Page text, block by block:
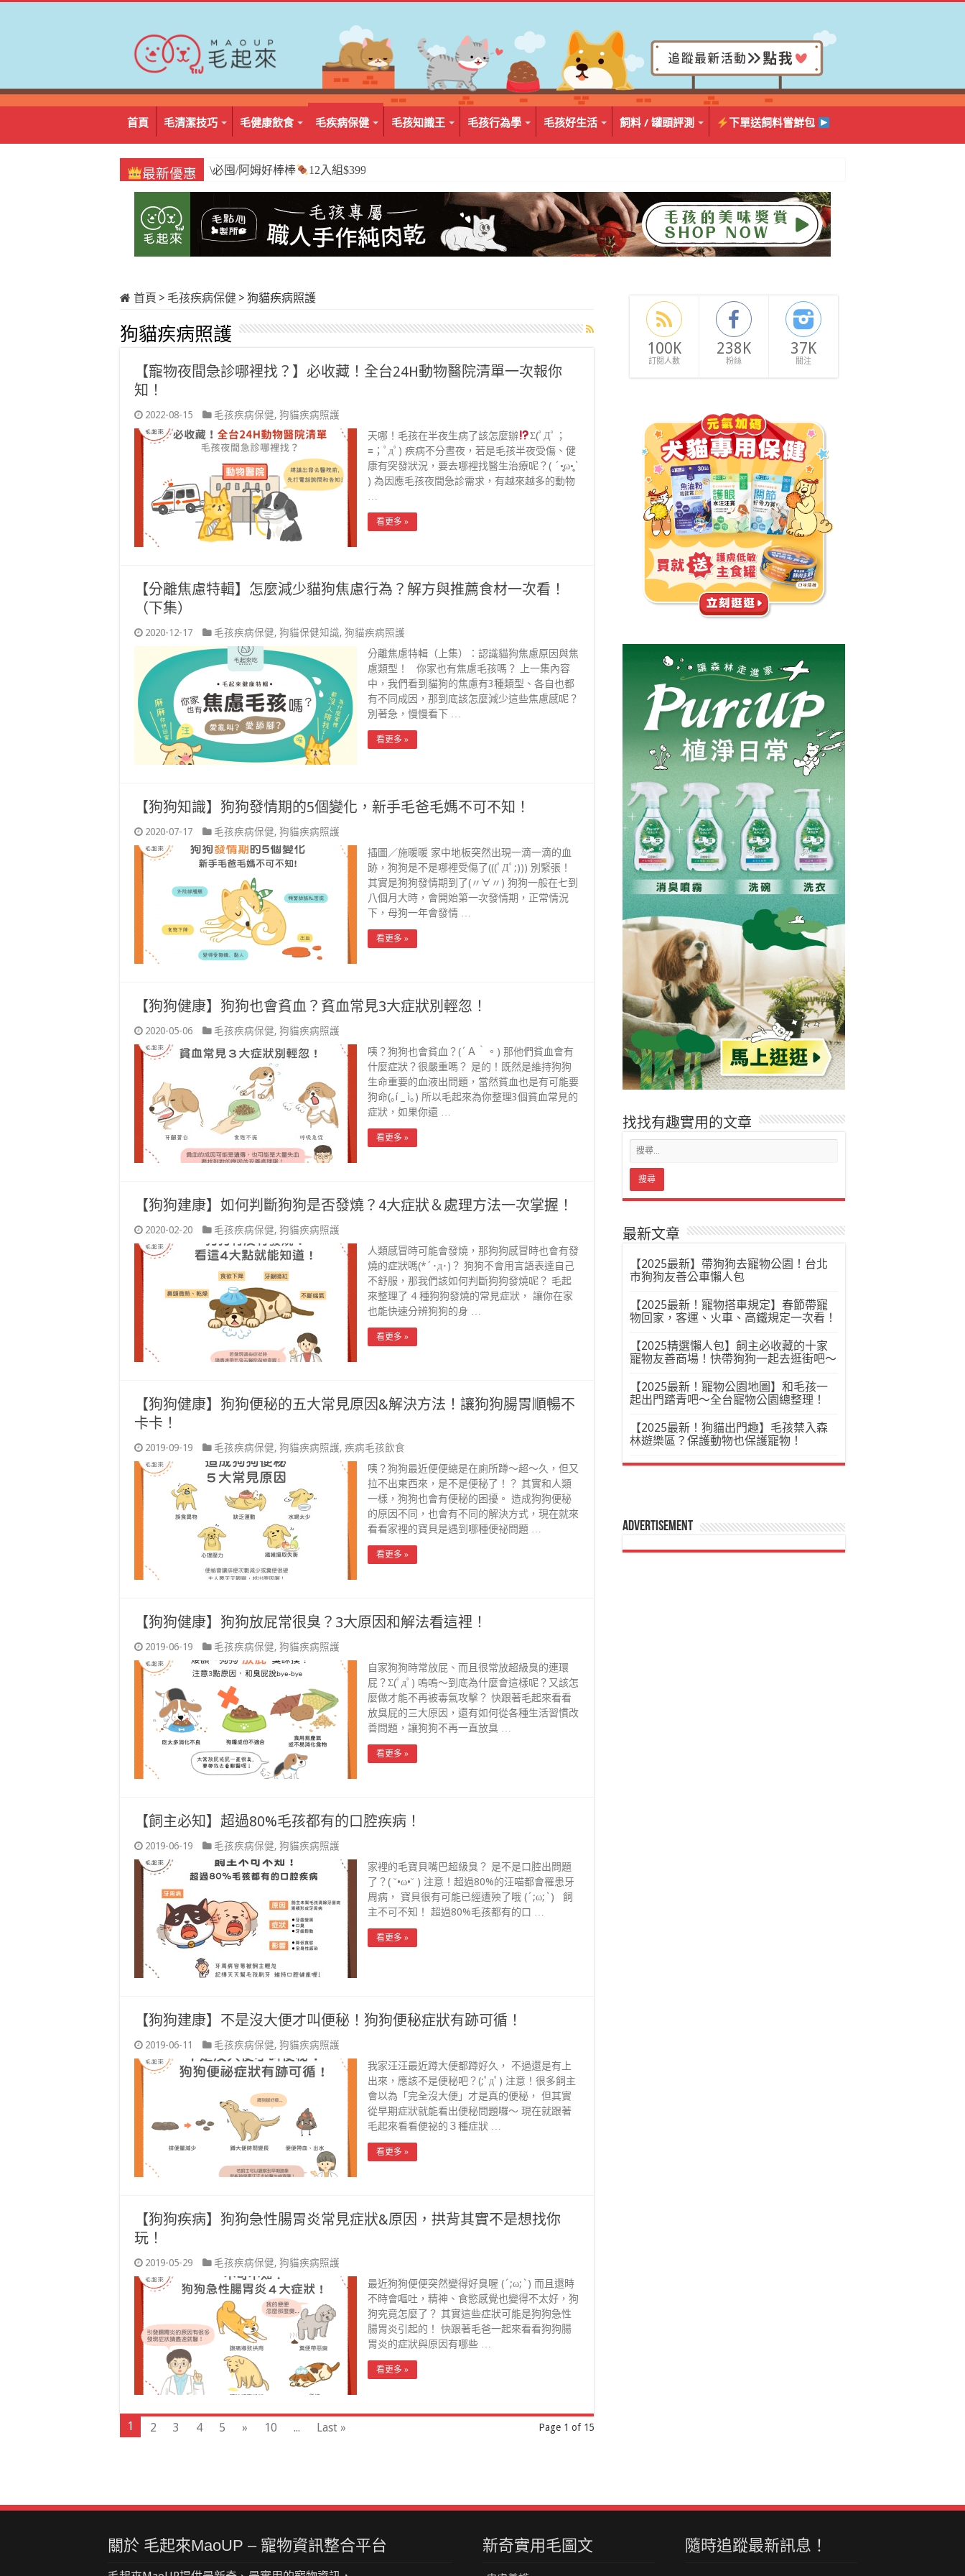
首頁 毛清潔技巧 毛健康飲食 毛疾病保健 毛孩知識王 毛孩行為學 毛孩好生活 飼料 / 罐頭評測 下單送飼料嘗鮮包
最新優惠 \必囤/阿姆好棒棒 12入組$399
首頁 > 毛孩疾病保健 > 狗貓疾病照護
狗貓疾病照護
【寵物夜間急診哪裡找？】必收藏！全台24H動物醫院清單一次報你
知！
2022-08-15 毛孩疾病保健, 狗貓疾病照護
天哪！毛孩在半夜生病了該怎麼辦
Σ(ﾟДﾟ；
≡；ﾟдﾟ) 疾病不分晝夜，若是毛孩半夜受傷、健
康有突發狀況，要去哪裡找醫生治療呢？( ´•̥̥̥ω•̥̥̥`
) 為因應毛孩夜間急診需求，有越來越多的動物
看更多 »
【分離焦慮特輯】怎麼減少貓狗焦慮行為？解方與推薦食材一次看！
（下集）
2020-12-17 毛孩疾病保健, 狗貓保健知識, 狗貓疾病照護
分離焦慮特輯（上集）：認識貓狗焦慮原因與焦
慮類型！ 你家也有焦慮毛孩嗎？ 上一集內容
中，我們看到貓狗的焦慮有3種類型、各自也都
有不同成因，那到底該怎麼減少這些焦慮感呢？
別著急，慢慢看下 …
看更多 »
【狗狗知識】狗狗發情期的5個變化，新手毛爸毛媽不可不知！
2020-07-17 毛孩疾病保健, 狗貓疾病照護
插圖／施暖暖 家中地板突然出現一滴一滴的血
跡，狗狗是不是哪裡受傷了(((ﾟДﾟ;))) 別緊張！
其實是狗狗發情期到了(〃∀〃) 狗狗一般在七到
八個月大時，會開始第一次發情期，正常情況
下，母狗一年會發情 …
看更多 »
【狗狗健康】狗狗也會貧血？貧血常見3大症狀別輕忽！
2020-05-06 毛孩疾病保健, 狗貓疾病照護
咦？狗狗也會貧血？(´Ａ｀。) 那他們貧血會有
什麼症狀？很嚴重嗎？ 是的！既然是維持狗狗
生命重要的血液出問題，當然貧血也是有可能要
狗命(｡í _ ì｡) 所以毛起來為你整理3個貧血常見的
症狀，如果你還 …
看更多 »
【狗狗建康】如何判斷狗狗是否發燒？4大症狀＆處理方法一次掌握！
2020-02-20 毛孩疾病保健, 狗貓疾病照護
人類感冒時可能會發燒，那狗狗感冒時也會有發
燒的症狀嗎(*´･д･)？ 狗狗不會用言語表達自己
不舒服，那我們該如何判斷狗狗發燒呢？ 毛起
來整理了 4 種狗狗發燒的常見症狀， 讓你在家
也能快速分辨狗狗的身 …
看更多 »
【狗狗健康】狗狗便秘的五大常見原因&解決方法！讓狗狗腸胃順暢不
卡卡！
2019-09-19 毛孩疾病保健, 狗貓疾病照護, 疾病毛孩飲食
咦？狗狗最近便便總是在廁所蹲～超～久，但又
拉不出東西來，是不是便秘了！？ 其實和人類
一樣，狗狗也會有便秘的困擾。 造成狗狗便秘
的原因不同，也會有不同的解決方式，現在就來
看看家裡的寶貝是遇到哪種便祕問題 …
看更多 »
【狗狗健康】狗狗放屁常很臭？3大原因和解法看這裡！
2019-06-19 毛孩疾病保健, 狗貓疾病照護
自家狗狗時常放屁、而且很常放超級臭的連環
屁？Σ(ﾟдﾟ) 嗚嗚～到底為什麼會這樣呢？又該怎
麼做才能不再被毒氣攻擊？ 快跟著毛起來看看
放臭屁的三大原因，還有如何從各種生活習慣改
善問題，讓狗狗不再一直放臭 …
看更多 »
【飼主必知】超過80%毛孩都有的口腔疾病！
2019-06-19 毛孩疾病保健, 狗貓疾病照護
家裡的毛寶貝嘴巴超級臭？ 是不是口腔出問題
了？( ˘•ω•˘ ) 注意！超過80%的汪喵都會罹患牙
周病， 寶貝很有可能已經遭殃了哦 (´;ω;`) 飼
主不可不知！ 超過80%毛孩都有的口 …
看更多 »
【狗狗建康】不是沒大便才叫便秘！狗狗便秘症狀有跡可循！
2019-06-11 毛孩疾病保健, 狗貓疾病照護
我家汪汪最近蹲大便都蹲好久， 不過還是有上
出來，應該不是便秘吧？(;ﾟдﾟ) 注意！很多飼主
會以為「完全沒大便」才是真的便秘， 但其實
從早期症狀就能看出便秘問題囉～ 現在就跟著
毛起來看看便祕的３種症狀 …
看更多 »
【狗狗疾病】狗狗急性腸胃炎常見症狀&原因，拱背其實不是想找你
玩！
2019-05-29 毛孩疾病保健, 狗貓疾病照護
最近狗狗便便突然變得好臭喔 (´;ω;`) 而且還時
不時會嘔吐，精神、食慾感覺也變得不太好，狗
狗究竟怎麼了？ 其實這些症狀可能是狗狗急性
腸胃炎引起的！ 快跟著毛爸一起來看看狗狗腸
胃炎的症狀與原因有哪些 …
看更多 »
Page 1 of 15
1 2 3 4 5 » 10 ... Last »
100K
訂閱人數
238K
粉絲
37K
關注
找找有趣實用的文章
最新文章
【2025最新】帶狗狗去寵物公園！台北
市狗狗友善公車懶人包
【2025最新！寵物搭車規定】春節帶寵
物回家，客運、火車、高鐵規定一次看！
【2025精選懶人包】飼主必收藏的十家
寵物友善商場！快帶狗狗一起去逛街吧～
【2025最新！寵物公園地圖】和毛孩一
起出門踏青吧～全台寵物公園總整理！
【2025最新！狗貓出門趣】毛孩禁入森
林遊樂區？保護動物也保護寵物！
Advertisement
關於 毛起來MaoUP – 寵物資訊整合平台 新奇實用毛圖文 隨時追蹤最新訊息！